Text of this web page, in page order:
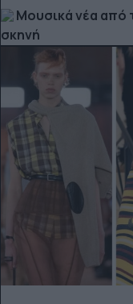
Μουσικά νέα από
σκηνή